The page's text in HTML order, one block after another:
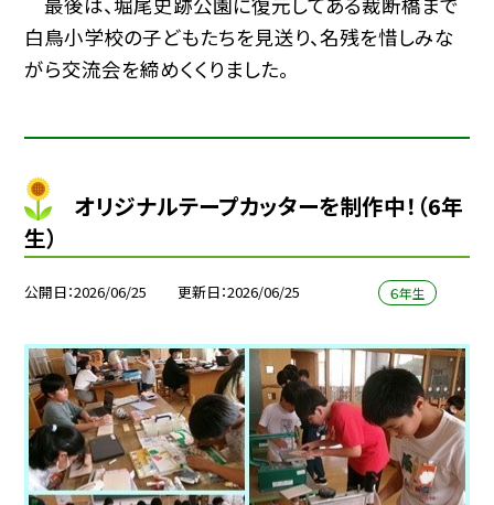
白鳥小学校の子どもたちを見送り、名残を惜しみな
がら交流会を締めくくりました。
オリジナルテープカッターを制作中！（6年
生）
公開日 2026/06/25 更新日 2026/06/25 ６年生